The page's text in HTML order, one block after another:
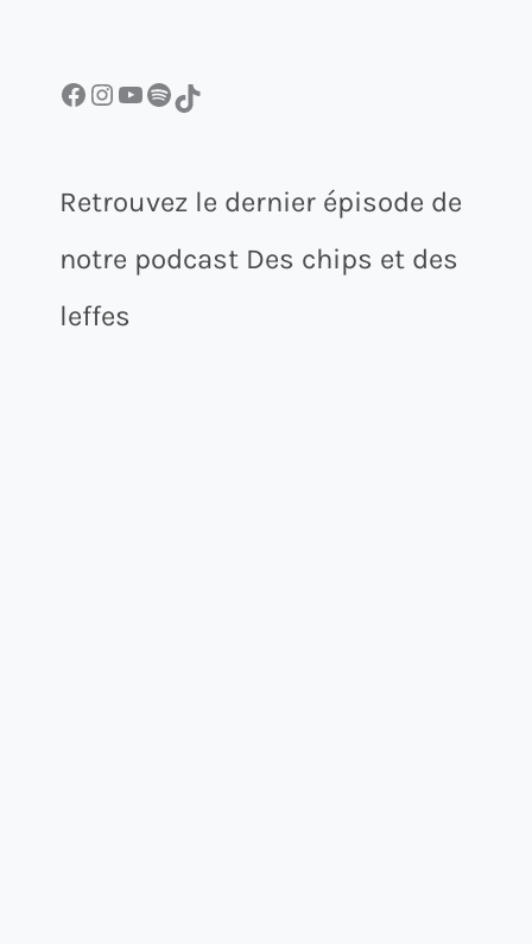
Facebook InstagramYouTube Spotify TikTok
Retrouvez le dernier épisode de
notre podcast Des chips et des
leffes